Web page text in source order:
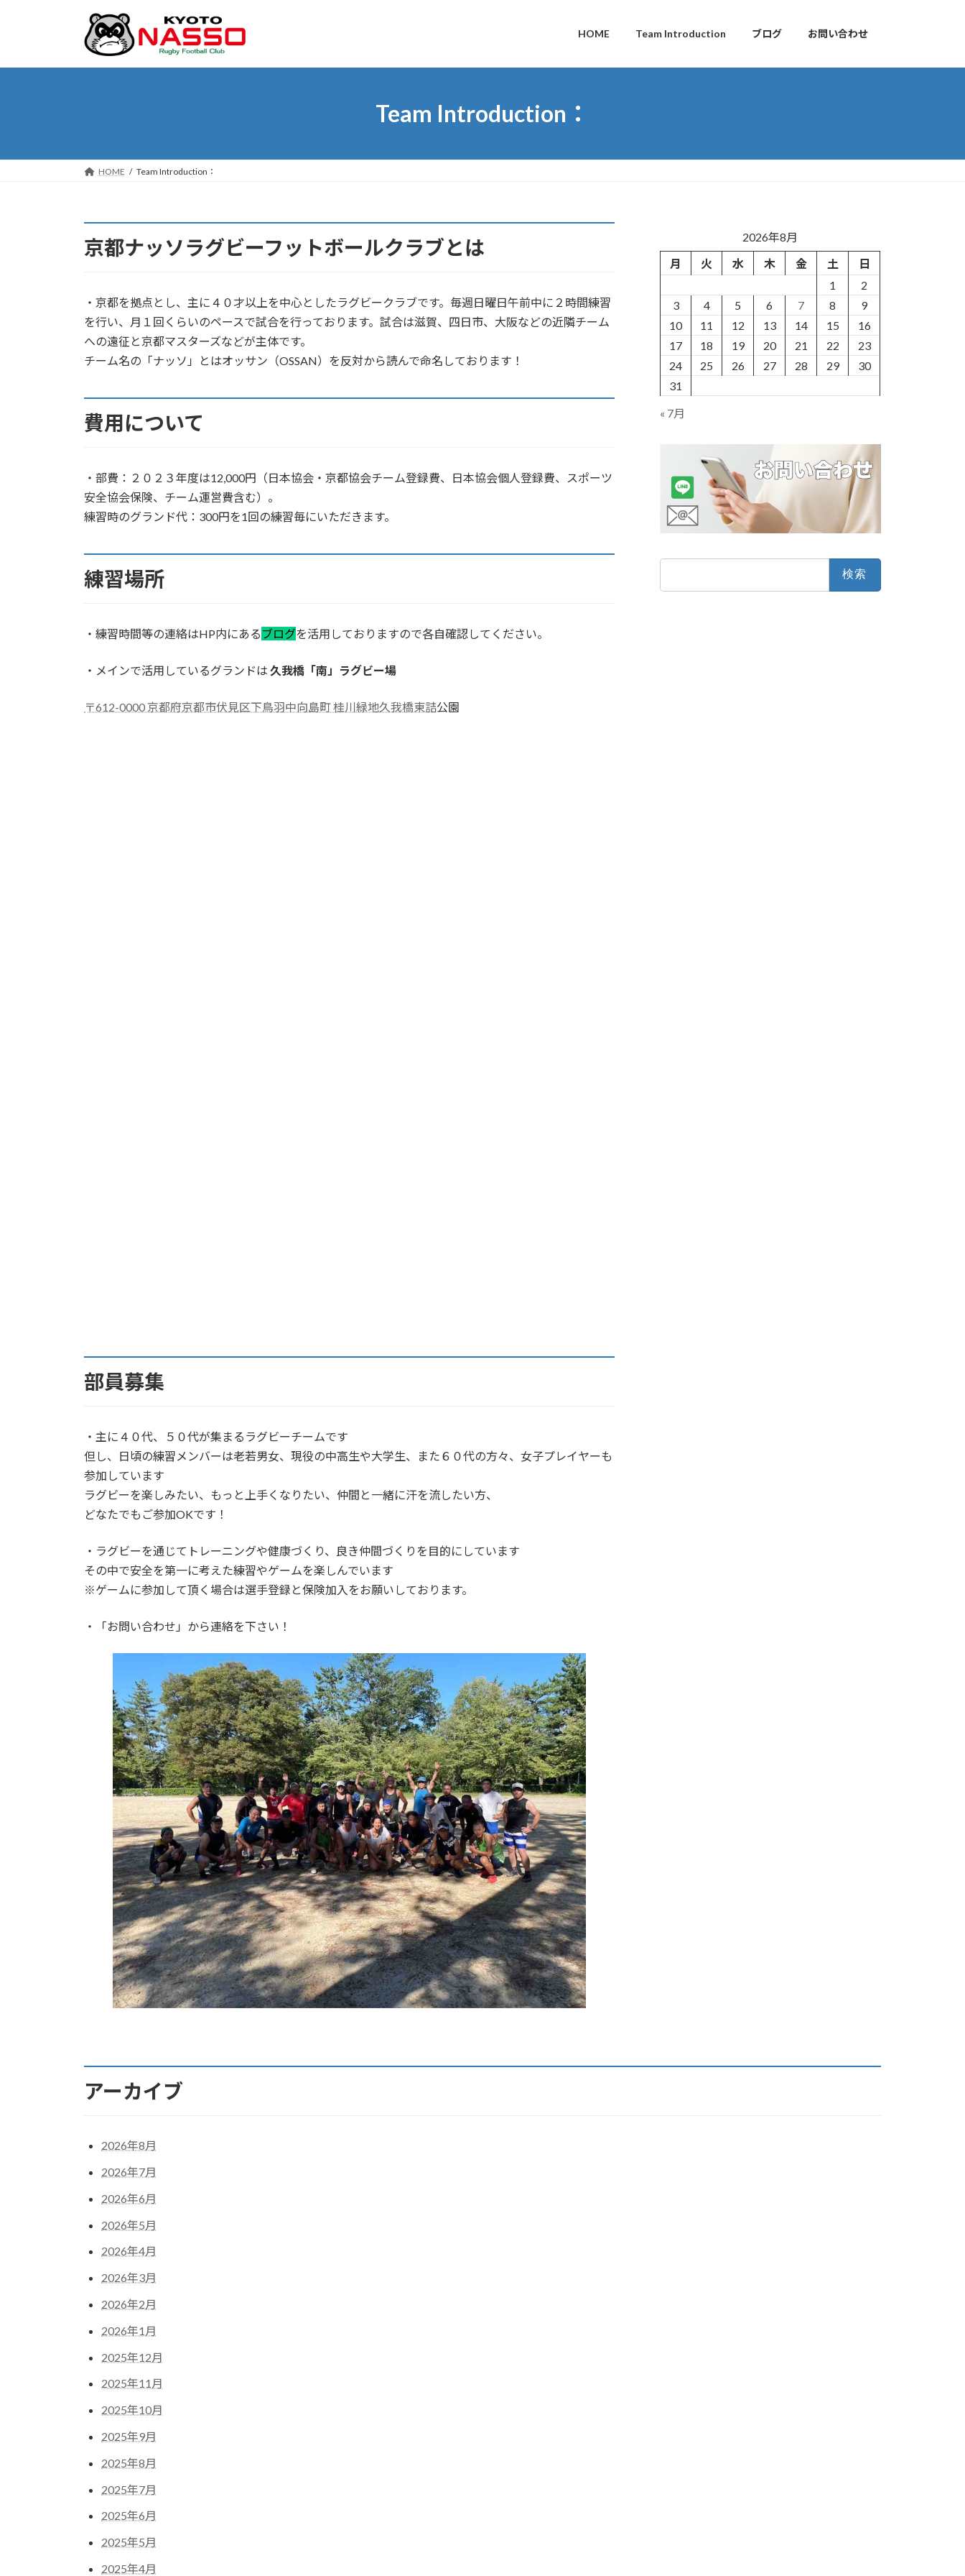
プ
動
HOME Team Introduction ブログ お問い合わせ
Team Introduction：
HOME Team Introduction：
京都ナッソラグビーフットボールクラブとは
・京都を拠点とし、主に４０才以上を中心としたラグビークラブです。毎週日曜日午前中に２時間練習
を行い、月１回くらいのペースで試合を行っております。試合は滋賀、四日市、大阪などの近隣チーム
への遠征と京都マスターズなどが主体です。
チーム名の「ナッソ」とはオッサン（OSSAN）を反対から読んで命名しております！
費用について
・部費：２０２３年度は12,000円（日本協会・京都協会チーム登録費、日本協会個人登録費、スポーツ
安全協会保険、チーム運営費含む）。
練習時のグランド代：300円を1回の練習毎にいただきます。
練習場所
・練習時間等の連絡はHP内にある ブログを活用しておりますので各自確認してください。
・メインで活用しているグランドは 久我橋「南」ラグビー場
〒612-0000 京都府京都市伏見区下鳥羽中向島町 桂川緑地久我橋東詰公園
部員募集
・主に４０代、５０代が集まるラグビーチームです
但し、日頃の練習メンバーは老若男女、現役の中高生や大学生、また６０代の方々、女子プレイヤーも
参加しています
ラグビーを楽しみたい、もっと上手くなりたい、仲間と一緒に汗を流したい方、
どなたでもご参加OKです！
・ラグビーを通じてトレーニングや健康づくり、良き仲間づくりを目的にしています
その中で安全を第一に考えた練習やゲームを楽しんでいます
※ゲームに参加して頂く場合は選手登録と保険加入をお願いしております。
・「お問い合わせ」から連絡を下さい！
2026年8月
月
火 水 木 金 土
日
1
2
3
4 5 6 7 8
9
10
11 12 13 14 15
16
17
18 19 20 21 22
23
24
25 26 27 28 29
30
31
« 7月
アーカイブ
2026年8月
2026年7月
2026年6月
2026年5月
2026年4月
2026年3月
2026年2月
2026年1月
2025年12月
2025年11月
2025年10月
2025年9月
2025年8月
2025年7月
2025年6月
2025年5月
2025年4月